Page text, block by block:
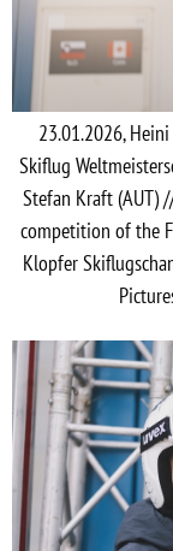
23.01.2026,
Skiflug
Stefan Kraft (AUT)
competition of the
Klopfer